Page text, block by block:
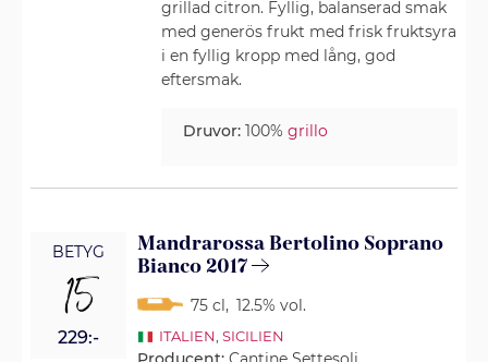
grillad citron. Fyllig, balanserad smak
med generös frukt med frisk fruktsyra
i en fyllig kropp med lång, god
eftersmak.
Druvor: 100%grillo
BETYG
15
229:-
Mandrarossa Bertolino Soprano
Bianco 2017
75 cl, 12.5% vol.
ITALIEN SICILIEN